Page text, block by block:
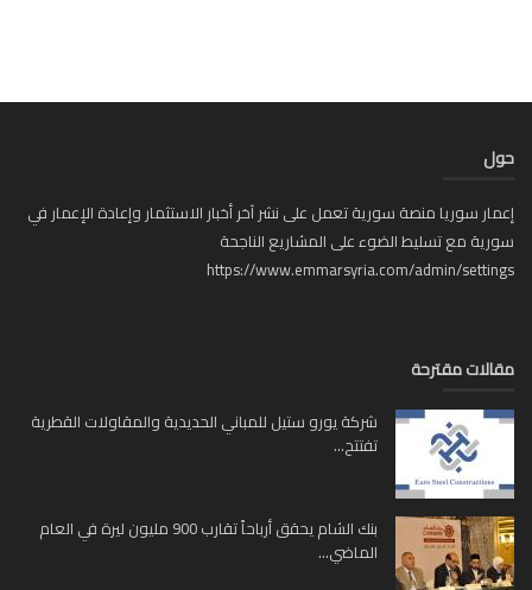
سوريا منصة سورية تعمل على نشر آخر أخبار الاستثمار وإعادة الإعمار في
مع تسليط الضوء على المشاريع الناجحة
https://www.emmarsyria.com/admin/
مقترحة
شركة يورو ستيل للمباني الحديدية والمقاولات القطرية
تفتتح...
بنك الشام يحقق أرباحاً تقارب 900 مليون ليرة في العام
الماضي...